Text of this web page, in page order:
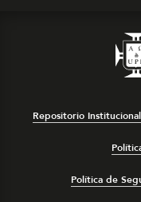
Repositorio Institucional
Política de